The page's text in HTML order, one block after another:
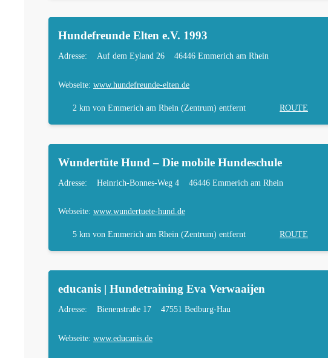
Hundefreunde Elten e.V. 1993
Adresse: Auf dem Eyland 26 46446 Emmerich am Rhein
Webseite: www.hundefreunde-elten.de
2 km von Emmerich am Rhein (Zentrum) entfernt ROUTE
Wundertüte Hund – Die mobile Hundeschule
Adresse: Heinrich-Bonnes-Weg 4 46446 Emmerich am Rhein
Webseite: www.wundertuete-hund.de
5 km von Emmerich am Rhein (Zentrum) entfernt ROUTE
educanis | Hundetraining Eva Verwaaijen
Adresse: Bienenstraße 17 47551 Bedburg-Hau
Webseite: www.educanis.de